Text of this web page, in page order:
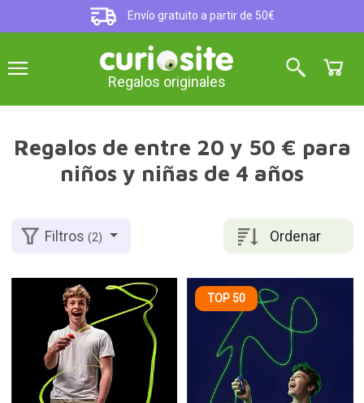
Envío gratuito a partir de 50€
Regalos originales
Regalos de entre 20 y 50 € para
niños y niñas de 4 años
Ordenar
Filtros(2)
TOP 50